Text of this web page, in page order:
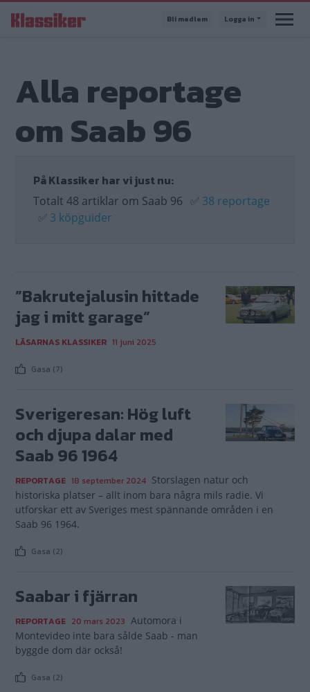
till
Bli medlem Logga in
Alla reportage
om Saab 96
På Klassiker har vi just nu:
Totalt 48 artiklar om Saab 96 ✅ 38 reportage
✅ 3 köpguider
”Bakrutejalusin hittade
jag i mitt garage”
LÄSARNAS KLASSIKER 11 juni 2025
Gasa (7)
Sverigeresan: Hög luft
och djupa dalar med
Saab 96 1964
REPORTAGE 18 september 2024 Storslagen natur och
historiska platser – allt inom bara några mils radie. Vi
utforskar ett av Sveriges mest spännande områden i en
Saab 96 1964.
Gasa (2)
Saabar i fjärran
REPORTAGE 20 mars 2023 Automora i
Montevideo inte bara sålde Saab - man
byggde dom där också!
Gasa (2)